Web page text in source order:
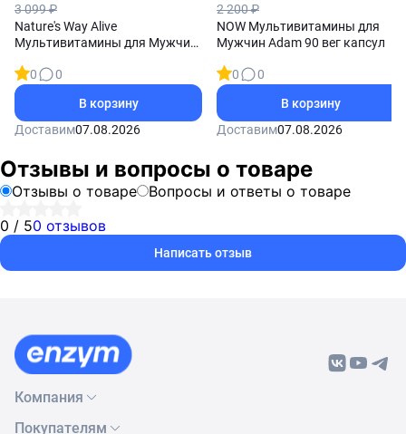
3 099 ₽
Nature's Way Alive
Мультивитамины для Мужчин
0
0
В корзину
Доставим07.08.2026
2 200 ₽
NOW Мультивитамины для
Мужчин Adam 90 вег капсул
0
0
В корзину
Доставим07.08.2026
Отзывы и вопросы о товаре
Отзывы о товаре
Вопросы и ответы о товаре
0 / 50 отзывов
Написать отзыв
Компания
О нас
Покупателям